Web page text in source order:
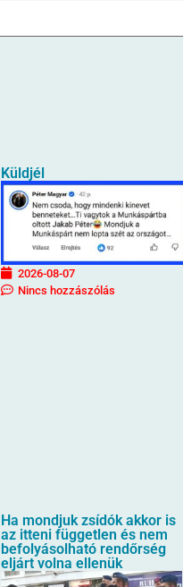
Küldjél
2026-08-07
Nincs hozzászólás
Ha mondjuk zsídók akkor is
az itteni független és nem
befolyásolható rendőrség
eljárt volna ellenük